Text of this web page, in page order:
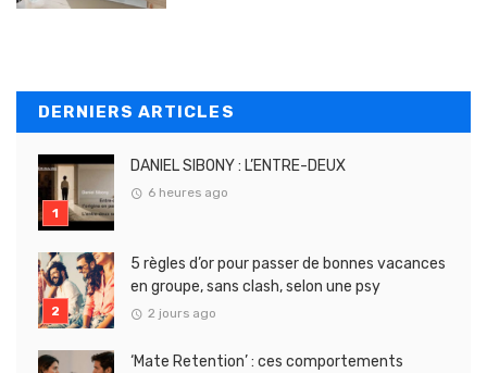
DERNIERS ARTICLES
DANIEL SIBONY : L’ENTRE-DEUX
6 heures ago
5 règles d’or pour passer de bonnes vacances
en groupe, sans clash, selon une psy
2 jours ago
‘Mate Retention’ : ces comportements